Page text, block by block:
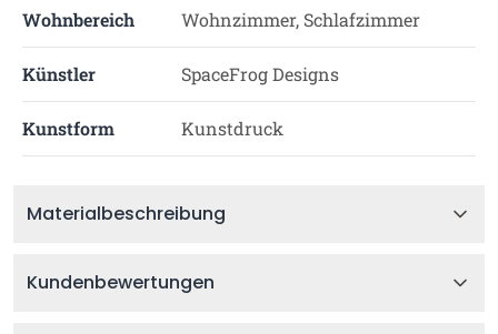
Wohnbereich Wohnzimmer, Schlafzimmer
Künstler SpaceFrog Designs
Kunstform Kunstdruck
Materialbeschreibung
Kundenbewertungen